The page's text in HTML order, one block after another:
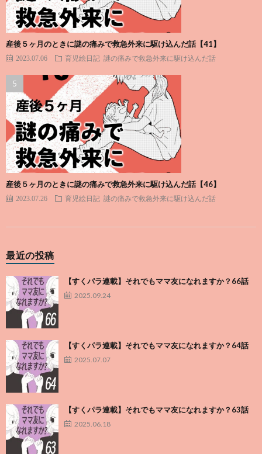
産後５ヶ月のときに謎の痛みで救急外来に駆け込んだ話【41】
2023.07.06 育児絵日記 謎の痛みで救急外来に駆け込んだ話
産後５ヶ月のときに謎の痛みで救急外来に駆け込んだ話【46】
2023.07.26 育児絵日記 謎の痛みで救急外来に駆け込んだ話
最近の投稿
【すくパラ連載】それでもママ友になれますか？66話
2025.09.24
【すくパラ連載】それでもママ友になれますか？64話
2025.07.07
【すくパラ連載】それでもママ友になれますか？63話
2025.06.18